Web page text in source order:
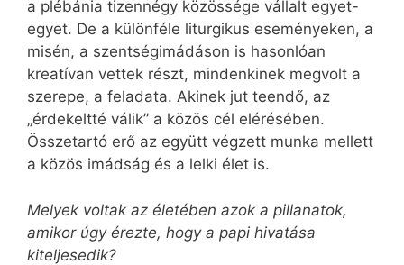
a plébánia tizennégy közössége vállalt egyet-
egyet. De a különféle liturgikus eseményeken, a
misén, a szentségimádáson is hasonlóan
kreatívan vettek részt, mindenkinek megvolt a
szerepe, a feladata. Akinek jut teendő, az
„érdekeltté válik” a közös cél elérésében.
Összetartó erő az együtt végzett munka mellett
a közös imádság és a lelki élet is.
Melyek voltak az életében azok a pillanatok,
amikor úgy érezte, hogy a papi hivatása
kiteljesedik?